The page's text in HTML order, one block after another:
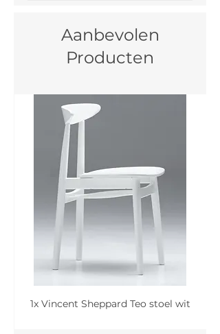
Aanbevolen
Producten
1x Vincent Sheppard Teo stoel wit